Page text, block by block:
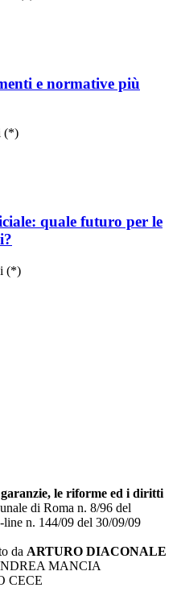
e normative più
(*)
quale futuro per le
(*)
le riforme ed i diritti
di Roma n. 8/96 del
n. 144/09 del 30/09/09
da ARTURO DIACONALE
MANCIA
CECE